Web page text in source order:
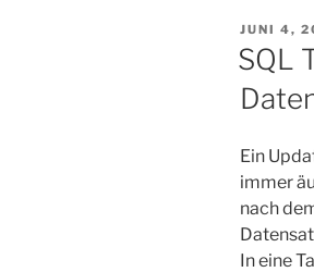
AM
JUNI 4,
SQL
Ein
immer
nach
In eine